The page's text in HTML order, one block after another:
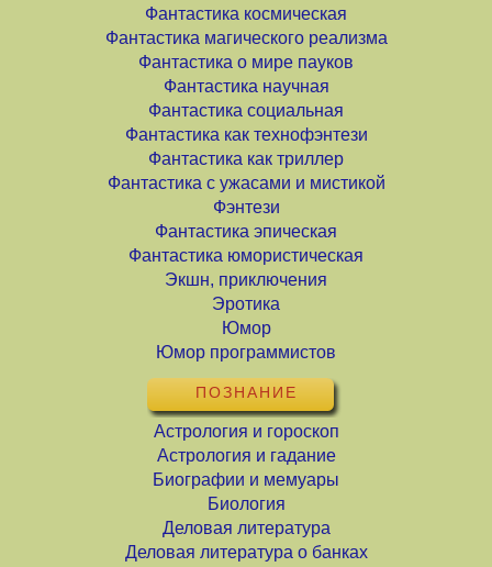
Фантастика космическая
Фантастика магического реализма
Фантастика о мире пауков
Фантастика научная
Фантастика социальная
Фантастика как технофэнтези
Фантастика как триллер
Фантастика с ужасами и мистикой
Фэнтези
Фантастика эпическая
Фантастика юмористическая
Экшн, приключения
Эротика
Юмор
Юмор программистов
ПОЗНАНИЕ
Астрология и гороскоп
Астрология и гадание
Биографии и мемуары
Биология
Деловая литература
Деловая литература о банках